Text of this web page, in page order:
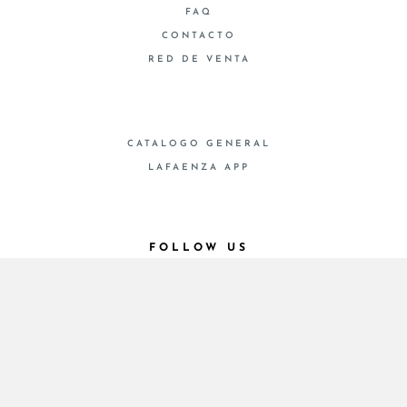
FAQ
CONTACTO
RED DE VENTA
CATALOGO GENERAL
LAFAENZA APP
FOLLOW US